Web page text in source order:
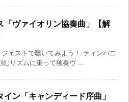
「ヴァイオリン協奏曲」【解
ジェストで聴いてみよう！ ティンパニ
むリズムに乗って独奏ヴ ...
イン「キャンディード序曲」